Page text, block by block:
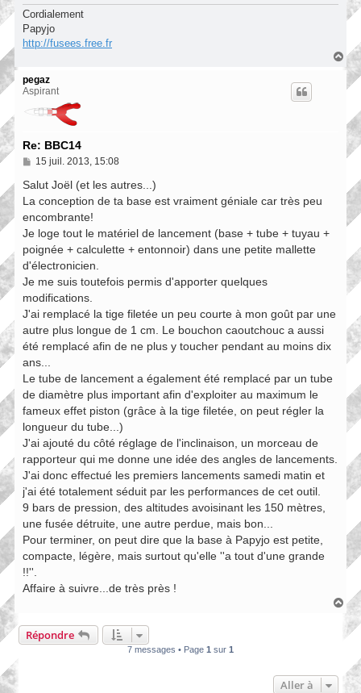
Cordialement
Papyjo
http://fusees.free.fr
H
t
pegaz
Aspirant
Re: BBC14
M
s
a
g
15 juil. 2013, 15:08
Salut Joël (et les autres...)
La conception de ta base est vraiment géniale car très peu
encombrante!
Je loge tout le matériel de lancement (base + tube + tuyau +
poignée + calculette + entonnoir) dans une petite mallette
d'électronicien.
Je me suis toutefois permis d'apporter quelques
modifications.
J'ai remplacé la tige filetée un peu courte à mon goût par une
autre plus longue de 1 cm. Le bouchon caoutchouc a aussi
été remplacé afin de ne plus y toucher pendant au moins dix
ans...
Le tube de lancement a également été remplacé par un tube
de diamètre plus important afin d'exploiter au maximum le
fameux effet piston (grâce à la tige filetée, on peut régler la
longueur du tube...)
J'ai ajouté du côté réglage de l'inclinaison, un morceau de
rapporteur qui me donne une idée des angles de lancements.
J'ai donc effectué les premiers lancements samedi matin et
j'ai été totalement séduit par les performances de cet outil.
9 bars de pression, des altitudes avoisinant les 150 mètres,
une fusée détruite, une autre perdue, mais bon...
Pour terminer, on peut dire que la base à Papyjo est petite,
compacte, légère, mais surtout qu'elle ''a tout d'une grande
!!''.
Affaire à suivre...de très près !
H
a
u
t
Répondre
7 messages • Page 1 sur 1
Aller à